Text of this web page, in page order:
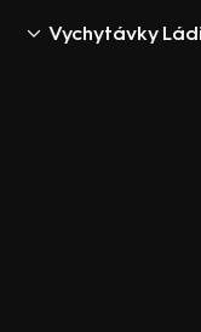
Vychytávky